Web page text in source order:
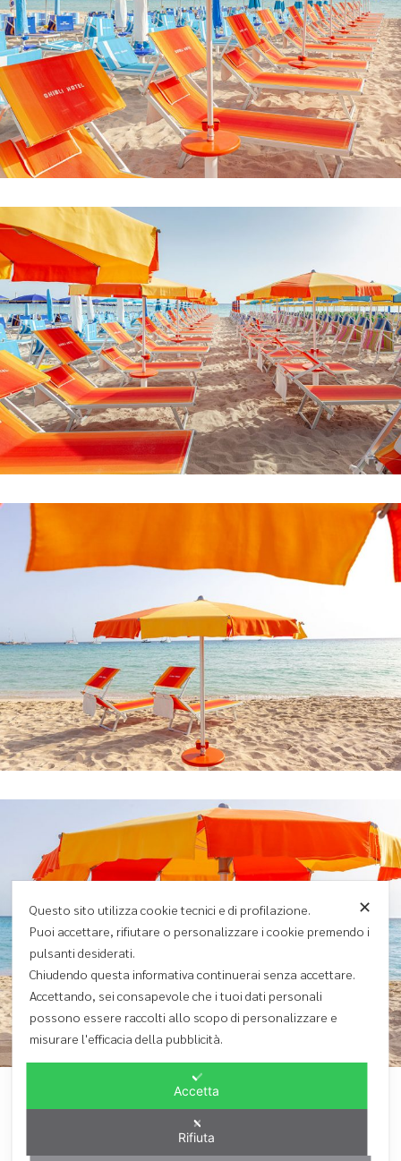
✕
Questo sito utilizza cookie tecnici e di profilazione.
Puoi accettare, rifiutare o personalizzare i cookie premendo i
pulsanti desiderati.
Chiudendo questa informativa continuerai senza accettare.
Accettando, sei consapevole che i tuoi dati personali
possono essere raccolti allo scopo di personalizzare e
misurare l'efficacia della pubblicità.
Accetta
Rifiuta